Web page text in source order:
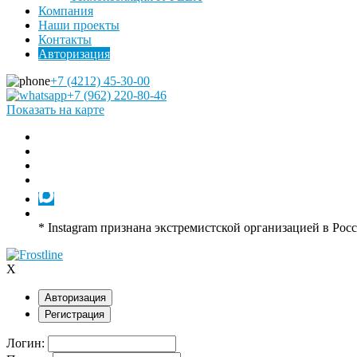
Компания
Наши проекты
Контакты
Авторизация
+7 (4212) 45-30-00
+7 (962) 220-80-46
Показать на карте
* Instagram признана экстремистской организацией в
X
Авторизация
Регистрация
Логин: